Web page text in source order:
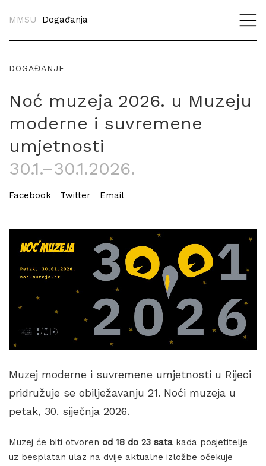
MMSU Događanja
DOGAĐANJE
Noć muzeja 2026. u Muzeju
moderne i suvremene
umjetnosti
30.1.–30.1.2026.
Facebook Twitter Email
Muzej moderne i suvremene umjetnosti u Rijeci
pridružuje se obilježavanju 21. Noći muzeja u
petak, 30. siječnja 2026.
Muzej će biti otvoren od 18 do 23 sata kada posjetitelje
uz besplatan ulaz na dvije aktualne izložbe očekuje